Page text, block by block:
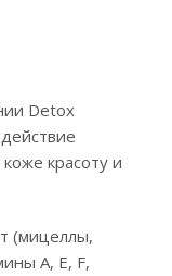
Detox
красоту и
(мицеллы,
А, Е, F,